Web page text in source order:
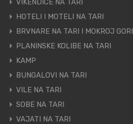
VIKENDICE NA TARI
HOTELI I MOTELI NA TARI
BRVNARE NA TARI I MOKROJ GORI
PLANINSKE KOLIBE NA TARI
KAMP
BUNGALOVI NA TARI
VILE NA TARI
SOBE NA TARI
VAJATI NA TARI